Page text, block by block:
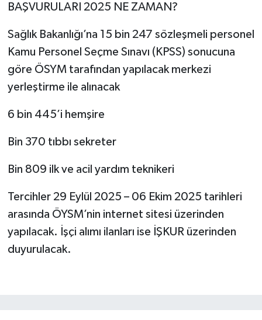
BAŞVURULARI 2025 NE ZAMAN?
Sağlık Bakanlığı’na 15 bin 247 sözleşmeli personel
Kamu Personel Seçme Sınavı (KPSS) sonucuna
göre ÖSYM tarafından yapılacak merkezi
yerleştirme ile alınacak
6 bin 445’i hemşire
Bin 370 tıbbı sekreter
Bin 809 ilk ve acil yardım teknikeri
Tercihler 29 Eylül 2025 – 06 Ekim 2025 tarihleri
arasında ÖYSM’nin internet sitesi üzerinden
yapılacak. İşçi alımı ilanları ise İŞKUR üzerinden
duyurulacak.